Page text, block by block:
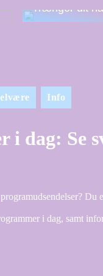
Trænger dit
Info
i dag: Se
Du
i dag, samt